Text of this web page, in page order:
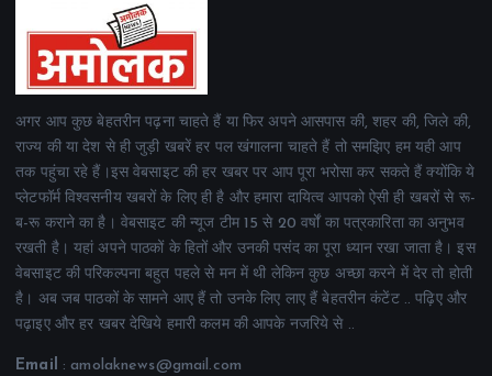
अगर आप कुछ बेहतरीन पढ़ना चाहते हैं या फिर अपने आसपास की, शहर की, जिले की,
राज्य की या देश से ही जुड़ी खबरें हर पल खंगालना चाहते हैं तो समझिए हम यही आप
तक पहुंचा रहे हैं।इस वेबसाइट की हर खबर पर आप पूरा भरोसा कर सकते हैं क्योंकि ये
प्लेटफॉर्म विश्वसनीय खबरों के लिए ही है और हमारा दायित्व आपको ऐसी ही खबरों से रू-
ब-रू कराने का है। वेबसाइट की न्यूज टीम 15 से 20 वर्षों का पत्रकारिता का अनुभव
रखती है। यहां अपने पाठकों के हितों और उनकी पसंद का पूरा ध्यान रखा जाता है। इस
वेबसाइट की परिकल्पना बहुत पहले से मन में थी लेकिन कुछ अच्छा करने में देर तो होती
है। अब जब पाठकों के सामने आए हैं तो उनके लिए लाए हैं बेहतरीन कंटेंट .. पढ़िए और
पढ़ाइए और हर खबर देखिये हमारी कलम की आपके नजरिये से ..
Email : amolaknews@gmail.com